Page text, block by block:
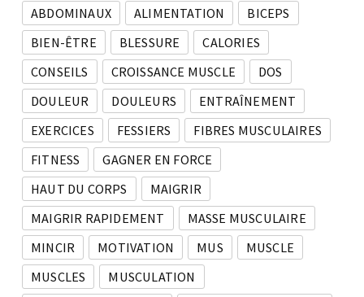
ABDOMINAUX ALIMENTATION
BICEPS
BIEN-ÊTRE
BLESSURE
CALORIES
CONSEILS
CROISSANCE MUSCLE
DOS
DOULEUR
DOULEURS
ENTRAÎNEMENT
EXERCICES
FESSIERS
FIBRES MUSCULAIRES
FITNESS
GAGNER EN FORCE
HAUT DU CORPS
MAIGRIR
MAIGRIR RAPIDEMENT
MASSE MUSCULAIRE
MINCIR
MOTIVATION MUS
MUSCLE
MUSCLES
MUSCULATION